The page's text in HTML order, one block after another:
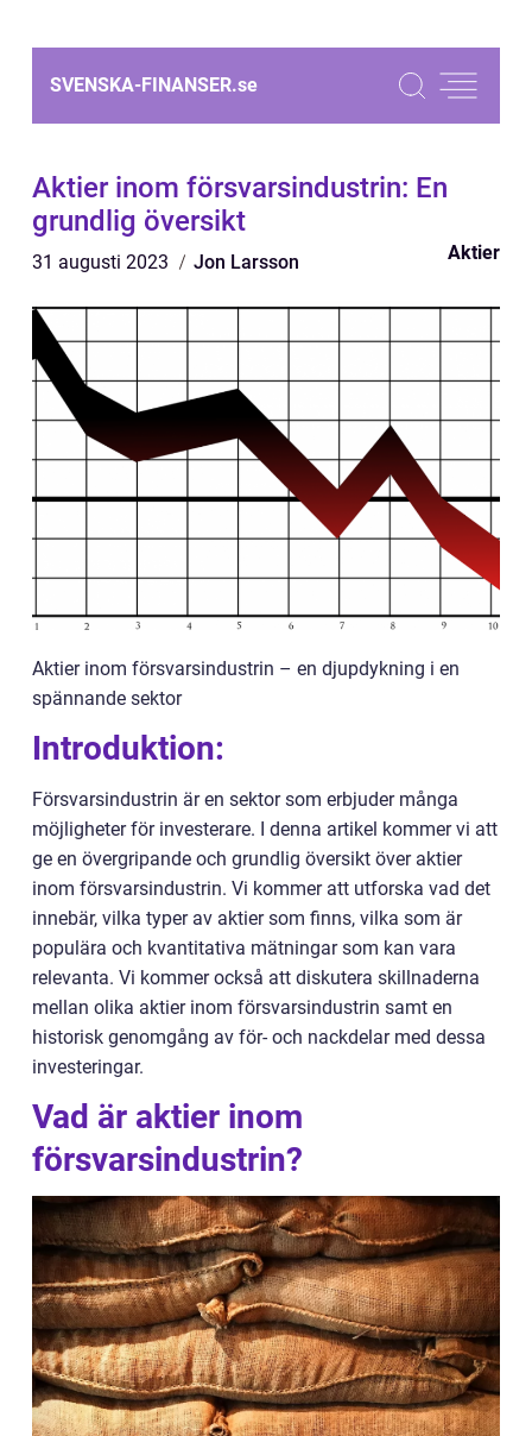
SVENSKA-FINANSER.se
Aktier inom försvarsindustrin: En
grundlig översikt
31 augusti 2023 Jon Larsson Aktier
Aktier inom försvarsindustrin – en djupdykning i en
spännande sektor
Introduktion:
Försvarsindustrin är en sektor som erbjuder många
möjligheter för investerare. I denna artikel kommer vi att
ge en övergripande och grundlig översikt över aktier
inom försvarsindustrin. Vi kommer att utforska vad det
innebär, vilka typer av aktier som finns, vilka som är
populära och kvantitativa mätningar som kan vara
relevanta. Vi kommer också att diskutera skillnaderna
mellan olika aktier inom försvarsindustrin samt en
historisk genomgång av för- och nackdelar med dessa
investeringar.
Vad är aktier inom
försvarsindustrin?